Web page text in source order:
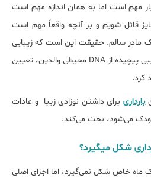
مهم است اما به همان اندازه مهم است
قائل شویم و بر آنچه واقعاً مهم است
مادر سالم. حقیقت این است که زیبایی
جنین عمدتاً توسط ژنتیک، ترکیبی پیچیده از DNA محیطی والدین، تعیین
کرد.
بارداری برای داشتن نوزادی زیبا و عادات
می‌شود، بحث می‌کند.
شکل میگیرد؟
ماه خاص شکل نمی‌گیرد، اما اجزای اصلی